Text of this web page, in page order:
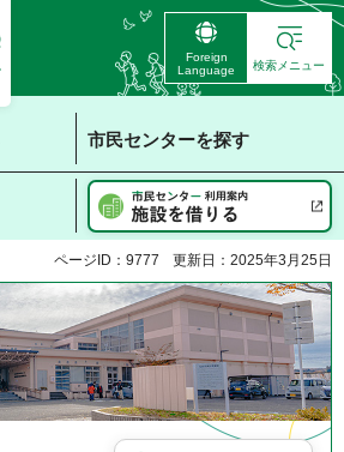
Foreign
Language
検索メニュー
市民センターを探す
ページID：9777 更新日：2025年3月25日